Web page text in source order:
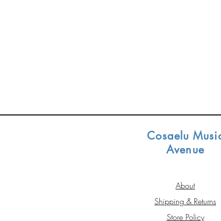
Cosaelu
Avenue
About
Shipping & Returns
Store Policy